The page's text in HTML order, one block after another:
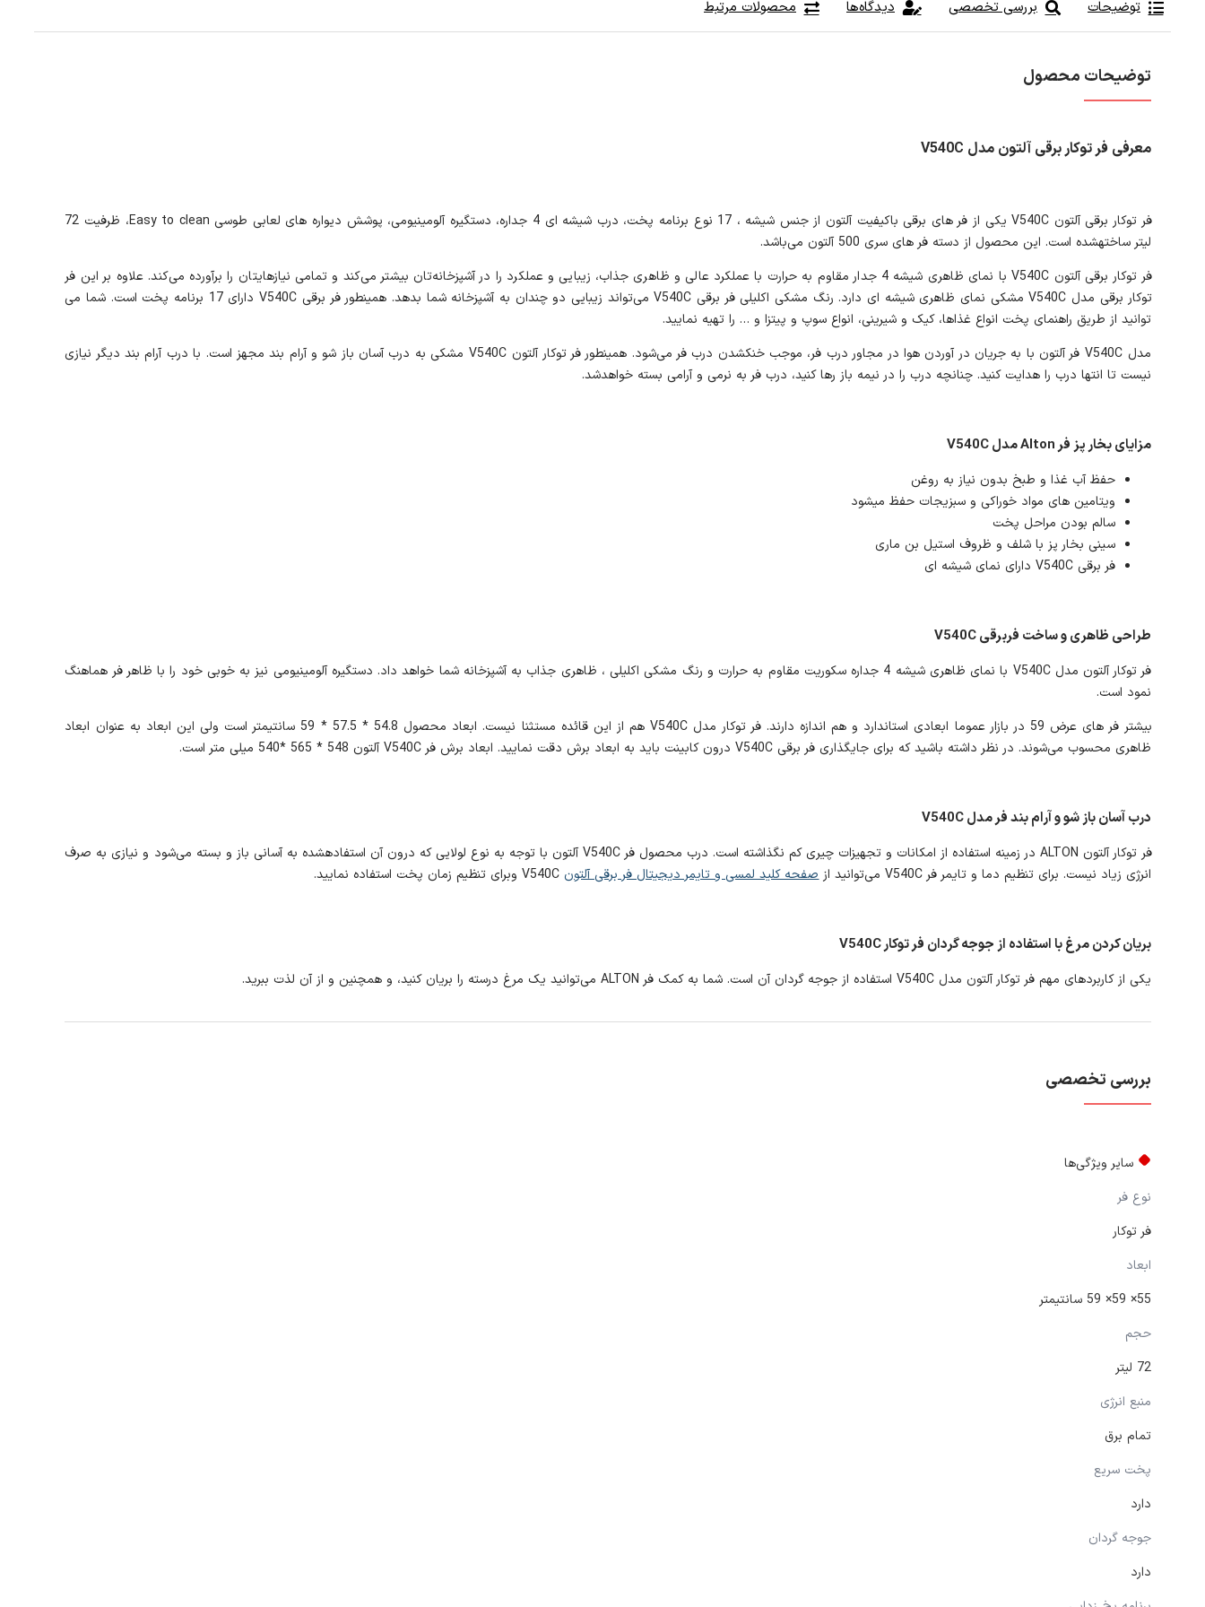
توضیحات بررسی تخصصی دیدگاه‌ها محصولات مرتبط
توضیحات محصول
معرفی فر توکار برقی آلتون مدل V540C
فر توکار برقی آلتون V540C یکی از فر های برقی باکیفیت آلتون از جنس شیشه ، 17 نوع برنامه پخت، درب شیشه ای 4 جداره، دستگیره آلومینیومی، پوشش دیواره های لعابی طوسی Easy to clean، ظرفیت 72
لیتر ساخته‎شده است. این محصول از دسته فر های سری 500 آلتون می‌باشد.
فر توکار برقی آلتون V540C با نمای ظاهری شیشه 4 جدار مقاوم به حرارت با عملکرد عالی و ظاهری جذاب، زیبایی و عملکرد را در آشپزخانه‌تان بیشتر می‌کند و تمامی نیازهایتان را برآورده می‌کند. علاوه بر این فر
توکار برقی مدل V540C مشکی نمای ظاهری شیشه ای دارد. رنگ مشکی اکلیلی فر برقی V540C می‌تواند زیبایی دو چندان به آشپزخانه شما بدهد. همینطور فر برقی V540C دارای 17 برنامه پخت است. شما می
توانید از طریق راهنمای پخت انواع غذاها، کیک و شیرینی، انواع سوپ و پیتزا و … را تهیه نمایید.
مدل V540C فر آلتون با به جریان در آوردن هوا در مجاور درب فر، موجب خنک‎شدن درب فر می‌شود. همینطور فر توکار آلتون V540C مشکی به درب آسان باز شو و آرام بند مجهز است. با درب آرام بند دیگر نیازی
نیست تا انتها درب را هدایت کنید. چنانچه درب را در نیمه باز رها کنید، درب فر به نرمی و آرامی بسته خواهدشد.
مزایای بخار پز فر Alton مدل V540C
حفظ آب غذا و طبخ بدون نیاز به روغن
ویتامین های مواد خوراکی و سبزیجات حفظ میشود
سالم بودن مراحل پخت
سینی بخار پز با شلف و ظروف استیل بن ماری
فر برقی V540C دارای نمای شیشه ای
طراحی ظاهری و ساخت فربرقی V540C
فر توکار آلتون مدل V540C با نمای ظاهری شیشه 4 جداره سکوریت مقاوم به حرارت و رنگ مشکی اکلیلی ، ظاهری جذاب به آشپزخانه شما خواهد داد. دستگیره آلومینیومی نیز به خوبی خود را با ظاهر فر هماهنگ
نمود است.
بیشتر فر های عرض 59 در بازار عموما ابعادی استاندارد و هم اندازه دارند. فر توکار مدل V540C هم از این قائده مستثنا نیست. ابعاد محصول​ 54.8 * 57.5 * 59 سانتیمتر است ولی این ابعاد به عنوان ابعاد
ظاهری محسوب می‌شوند. در نظر داشته باشید که برای جایگذاری فر برقی V540C درون کابینت باید به ابعاد برش دقت نمایید. ابعاد برش فر V540C آلتون 548 * 565 *540 میلی متر است.
درب آسان باز شو و آرام بند فر مدل V540C
فر توکار آلتون ALTON در زمینه استفاده از امکانات و تجهیزات چیری کم نگذاشته است. درب محصول فر V540C آلتون با توجه به نوع لولایی که درون آن استفاده‎شده به آسانی باز و بسته می‌شود و نیازی به صرف
انرژی زیاد نیست. برای تنظیم دما و تایمر فر V540C می‌توانید از
صفحه کلید لمسی و تایمر دیجیتال فر برقی آلتون
بریان کردن مرغ با استفاده از جوجه گردان فر توکار V540C
یکی از کاربردهای مهم فر توکار آلتون مدل V540C استفاده از جوجه گردان آن است. شما به کمک فر ALTON می‌توانید یک مرغ درسته را بریان کنید، و همچنین و از آن لذت ببرید.
بررسی تخصصی
سایر ویژگی‌ها
نوع فر
فر توکار
ابعاد
55× 59× 59 سانتیمتر
حجم
72 لیتر
منبع انرژی
تمام برق
پخت سریع
دارد
جوجه گردان
دارد